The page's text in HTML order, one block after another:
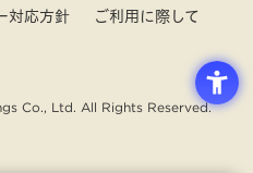
対応方針
ご利用に際して
Co., Ltd. All Rights Reserved.